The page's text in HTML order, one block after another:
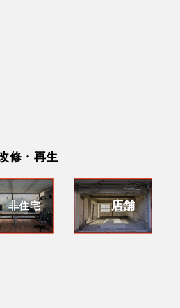
修・再生
非住宅 店舗